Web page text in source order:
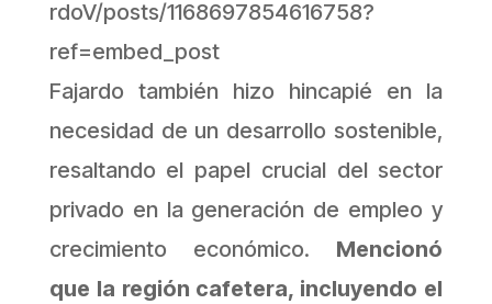
rdoV/posts/1168697854616758?
ref=embed_post
Fajardo también hizo hincapié en la
necesidad de un desarrollo sostenible,
resaltando el papel crucial del sector
privado en la generación de empleo y
crecimiento económico. Mencionó
que la región cafetera, incluyendo el